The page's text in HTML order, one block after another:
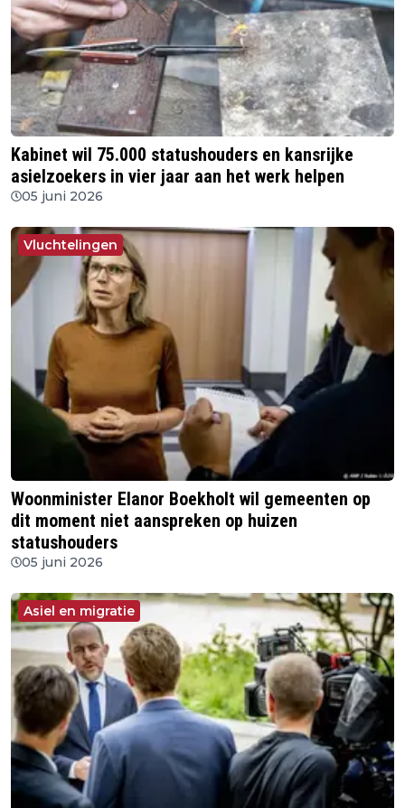
Kabinet wil 75.000 statushouders en kansrijke
asielzoekers in vier jaar aan het werk helpen
05 juni 2026
Vluchtelingen
Woonminister Elanor Boekholt wil gemeenten op
dit moment niet aanspreken op huizen
statushouders
05 juni 2026
Asiel en migratie